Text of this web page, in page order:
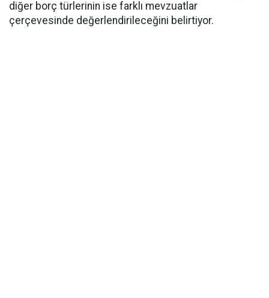
diğer borç türlerinin ise farklı mevzuatlar
çerçevesinde değerlendirileceğini belirtiyor.